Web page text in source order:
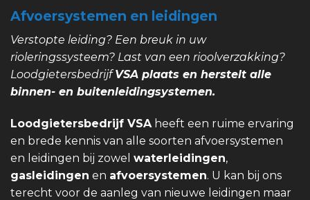
Afvoersystemen en leidingen
Verstopte leiding? Een breuk in uw
rioleringssysteem? Last van een rioolverzakking?
LoodgietersbedrijfVSA plaats en herstelt alle
binnen- en buitenleidingsystemen.
Loodgietersbedrijf VSA heeft een ruime ervaring
en brede kennis van alle soorten afvoersystemen
en leidingen bij zowel waterleidingen,
gasleidingen en afvoersystemen. U kan bij ons
terecht voor de aanleg van nieuwe leidingen maar